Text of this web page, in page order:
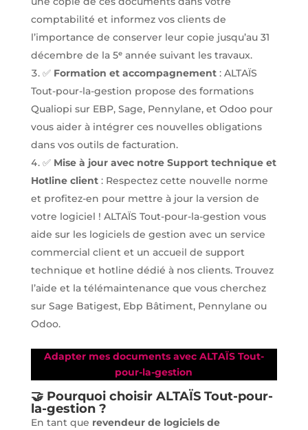
comptabilité et informez vos clients de
l’importance de conserver leur copie jusqu’au 31
décembre de la 5ᵉ année suivant les travaux.
✅ Formation et accompagnement: ALTAÏS
Tout-pour-la-gestion propose des formations
Qualiopi sur EBP, Sage, Pennylane, et Odoo pour
vous aider à intégrer ces nouvelles obligations
dans vos outils de facturation.
✅ Mise à jour avec notre Support technique et
Hotline client: Respectez cette nouvelle norme
et profitez-en pour mettre à jour la version de
votre logiciel ! ALTAÏS Tout-pour-la-gestion vous
aide sur les logiciels de gestion avec un service
commercial client et un accueil de support
technique et hotline dédié à nos clients. Trouvez
l’aide et la télémaintenance que vous cherchez
sur Sage Batigest, Ebp Bâtiment, Pennylane ou
Odoo.
Adapter mes documents avec ALTAÏS Tout-
pour-la-gestion
🤝 Pourquoi choisir ALTAÏS Tout-pour-
la-gestion ?
En tant que revendeur de logiciels de